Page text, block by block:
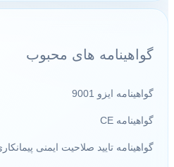
گواهینامه های محبوب
گواهینامه ایزو 9001
گواهینامه CE
گواهینامه تایید صلاحیت ایمنی پیمانکاری